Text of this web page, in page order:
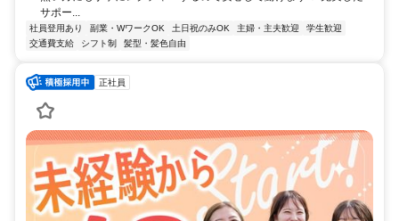
サポー...
社員登用あり 副業・WワークOK 土日祝のみOK 主婦・主夫歓迎
学生歓迎
交通費支給
シフト制 髪型・髪色自由
正社員